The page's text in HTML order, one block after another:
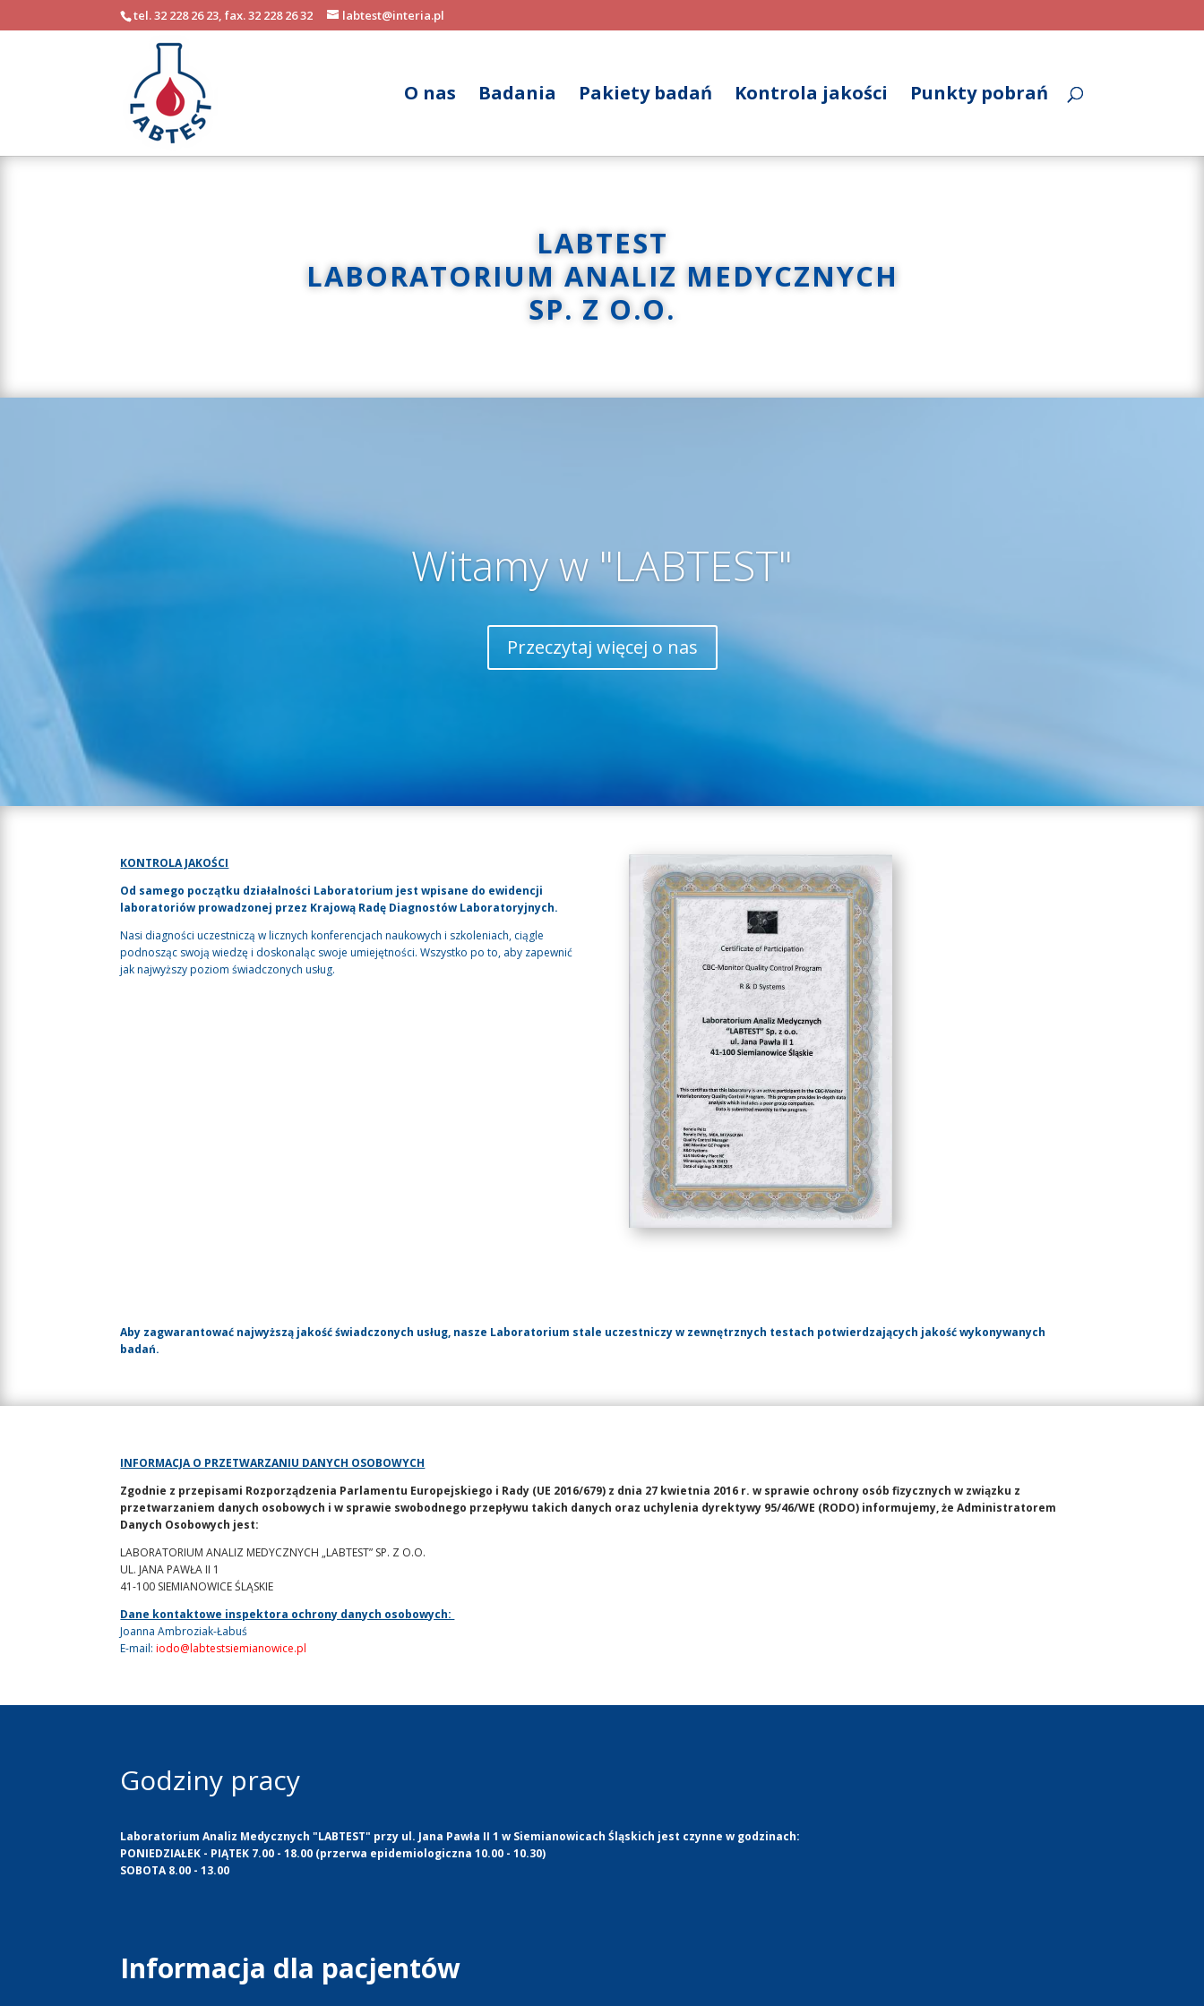
tel. 32 228 26 23, fax. 32 228 26 32 labtest@interia.pl
O nas Badania Pakiety badań Kontrola jakości Punkty pobrań
LABTEST
LABORATORIUM ANALIZ MEDYCZNYCH
SP. Z O.O.
Witamy w "LABTEST"
Przeczytaj więcej o nas
KONTROLA JAKOŚCI
Od samego początku działalności Laboratorium jest wpisane do ewidencji
laboratoriów prowadzonej przez Krajową Radę Diagnostów Laboratoryjnych.
Nasi diagności uczestniczą w licznych konferencjach naukowych i szkoleniach, ciągle
podnosząc swoją wiedzę i doskonaląc swoje umiejętności. Wszystko po to, aby zapewnić
jak najwyższy poziom świadczonych usług.
Aby zagwarantować najwyższą jakość świadczonych usług, nasze Laboratorium stale uczestniczy w zewnętrznych testach potwierdzających jakość wykonywanych
badań.
INFORMACJA O PRZETWARZANIU DANYCH OSOBOWYCH
Zgodnie z przepisami Rozporządzenia Parlamentu Europejskiego i Rady (UE 2016/679) z dnia 27 kwietnia 2016 r. w sprawie ochrony osób fizycznych w związku z
przetwarzaniem danych osobowych i w sprawie swobodnego przepływu takich danych oraz uchylenia dyrektywy 95/46/WE (RODO) informujemy, że Administratorem
Danych Osobowych jest:
LABORATORIUM ANALIZ MEDYCZNYCH „LABTEST” SP. Z O.O.
UL. JANA PAWŁA II 1
41-100 SIEMIANOWICE ŚLĄSKIE
Dane kontaktowe inspektora ochrony danych osobowych:
Joanna Ambroziak-Łabuś
E-mail:iodo@labtestsiemianowice.pl
Godziny pracy
Laboratorium Analiz Medycznych "LABTEST" przy ul. Jana Pawła II 1 w Siemianowicach Śląskich jest czynne w godzinach:
PONIEDZIAŁEK - PIĄTEK 7.00 - 18.00 (przerwa epidemiologiczna 10.00 - 10.30)
SOBOTA 8.00 - 13.00
Informacja dla pacjentów